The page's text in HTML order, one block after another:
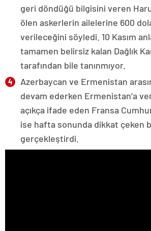
geri döndüğü bilgisini veren
ölen askerlerin ailelerine 600
verileceğini söyledi. 10 Kasım
tamamen belirsiz kalan Dağlık
tarafından bile tanınmıyor.
Azerbaycan ve Ermenistan
devam ederken Ermenistan’a
açıkça ifade eden Fransa
ise hafta sonunda dikkat çeken
gerçekleştirdi.